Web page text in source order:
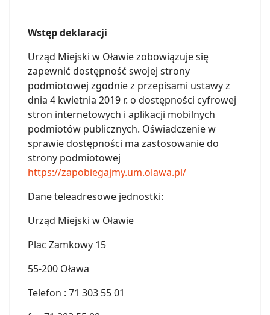
Wstęp deklaracji
Urząd Miejski w Oławie zobowiązuje się
zapewnić dostępność swojej strony
podmiotowej zgodnie z przepisami ustawy z
dnia 4 kwietnia 2019 r. o dostępności cyfrowej
stron internetowych i aplikacji mobilnych
podmiotów publicznych. Oświadczenie w
sprawie dostępności ma zastosowanie do
strony podmiotowej
https://zapobiegajmy.um.olawa.pl/
Dane teleadresowe jednostki:
Urząd Miejski w Oławie
Plac Zamkowy 15
55-200 Oława
Telefon : 71 303 55 01